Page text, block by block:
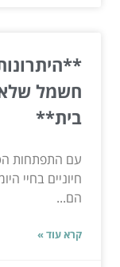
חשמל שלא
בית**
עם התפתחות
חיוניים בחיי
הם...
קרא עוד »